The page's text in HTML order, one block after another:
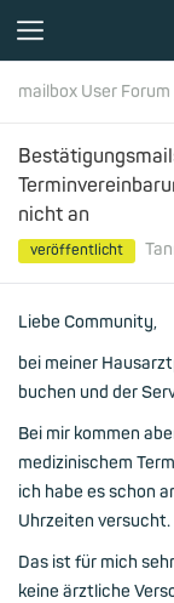
mailbox User Forum
nicht an
veröffentlicht
Liebe Community,
bei meiner
buchen und der
Bei mir kommen
medizinischem
ich habe es schon
Uhrzeiten versucht.
Das ist für mich
keine ärztliche